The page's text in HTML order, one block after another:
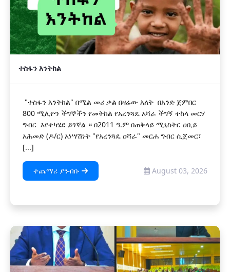
ተስፋን እንትከል
"ተስፋን እንትከል" በሚል መሪ ቃል በዛሬው እለት በአንድ ጀምበር
800 ሚሊዮን ችግኞችን የመትከል የአረንጓዴ አሻራ ችግኝ ተከላ መርሃ
ግብር እየተካሄደ ይገኛል ። በ2011 ዓ.ም በጠቅላይ ሚኒስትር ዐቢይ
አሕመድ (ዶ/ር) አነሣሽነት "የአረንጓዴ ዐሻራ" መርሐ ግብር ሲጀመር፣
[...]
ተጨማሪ ያንብቡ August 03, 2026